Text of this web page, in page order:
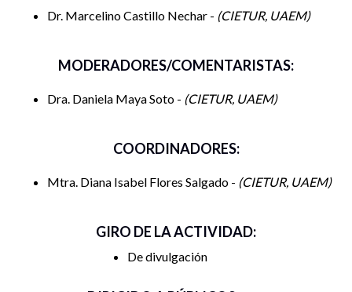
Dr. Marcelino Castillo Nechar - CIETUR, UAEM
MODERADORES/COMENTARISTAS:
Dra. Daniela Maya Soto - CIETUR, UAEM
COORDINADORES:
Mtra. Diana Isabel Flores Salgado - CIETUR, UAEM
GIRO DE LA ACTIVIDAD:
De divulgación